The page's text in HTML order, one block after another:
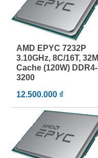
AMD EPYC 7232P
3.10GHz, 8C/16T, 32M
Cache (120W) DDR4-
3200
12.500.000 ₫